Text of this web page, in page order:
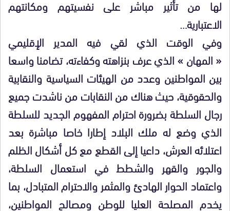
لها من تأثير مباشر على نفسيتهم ومكانتهم
الاعتبارية…
وفي الوقت الذي لقي فيه المدير الإقليمي
« المهان » الذي عرف بنزاهته وكفاءته، تضامنا واسعا
بين المواطنين وعدد من الهيئات السياسية والنقابية
والحقوقية، حيث هناك من النقابات من ناشدت جميع
رجال السلطة بضرورة احترام المفهوم الجديد للسلطة
الذي وضع له ملك البلاد إطارا خاصا مباشرة بعد
اعتلائه العرش، داعيا إلى القطع مع كل أشكال الظلم
والجور والقهر والشطط في استعمال السلطة،
واعتماد الحوار الهادئ والمثمر والاحترام المتبادل، بما
يخدم المصلحة العليا للوطن ومصالح المواطنين،